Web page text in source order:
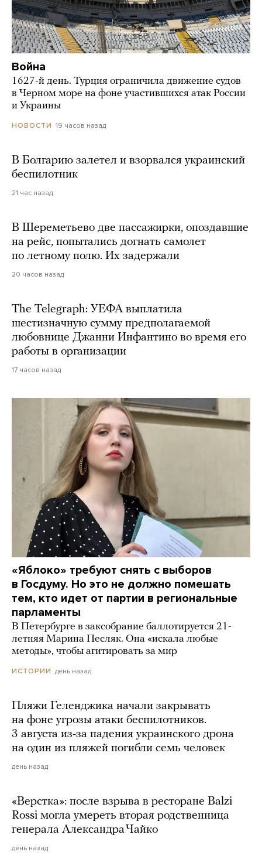
Война
1627-й день. Турция ограничила движение судов
в Черном море на фоне участившихся атак России
и Украины
НОВОСТИ 19 часов назад
В Болгарию залетел и взорвался украинский
беспилотник
21 час назад
В Шереметьево две пассажирки, опоздавшие
на рейс, попытались догнать самолет
по летному полю. Их задержали
20 часов назад
The Telegraph: УЕФА выплатила
шестизначную сумму предполагаемой
любовнице Джанни Инфантино во время его
работы в организации
17 часов назад
«Яблоко» требуют снять с выборов
в Госдуму. Но это не должно помешать
тем, кто идет от партии в региональные
парламенты
В Петербурге в заксобрание баллотируется 21-
летняя Марина Песляк. Она «искала любые
методы», чтобы агитировать за мир
ИСТОРИИ день назад
Пляжи Геленджика начали закрывать
на фоне угрозы атаки беспилотников.
3 августа из-за падения украинского дрона
на один из пляжей погибли семь человек
день назад
«Верстка»: после взрыва в ресторане Balzi
Rossi могла умереть вторая родственница
генерала Александра Чайко
день назад